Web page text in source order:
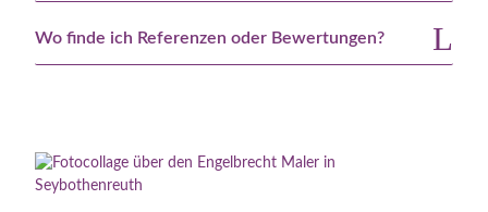
Wo finde ich Referenzen oder Bewertungen?